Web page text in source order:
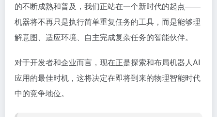
的不断成熟和普及，我们正站在一个新时代的起点——
机器将不再只是执行简单重复任务的工具，而是能够理
解意图、适应环境、自主完成复杂任务的智能伙伴。
对于开发者和企业而言，现在正是探索和布局机器人AI
应用的最佳时机，这将决定在即将到来的物理智能时代
中的竞争地位。